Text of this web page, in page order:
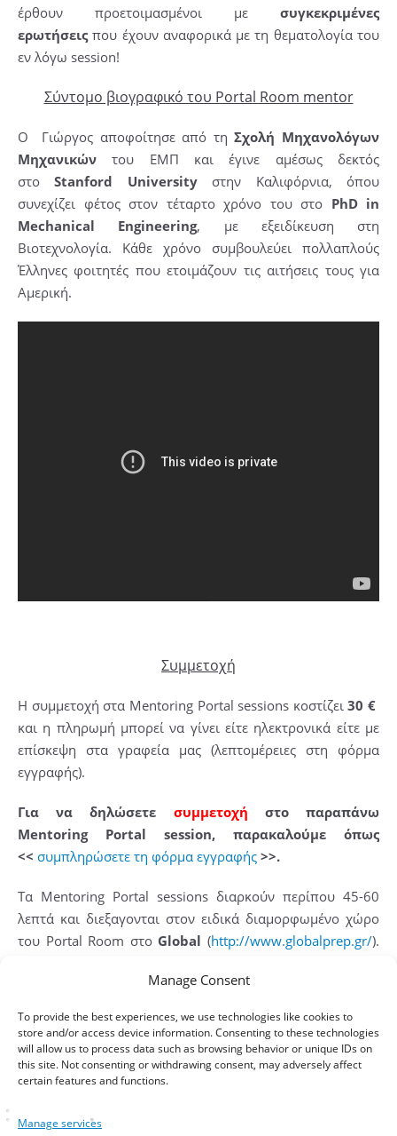
Manage Consent
To provide the best experiences, we use technologies like cookies to
store and/or access device information. Consenting to these technologies
will allow us to process data such as browsing behavior or unique IDs on
this site. Not consenting or withdrawing consent, may adversely affect
certain features and functions.
Manage services
έρθουν προετοιμασμένοι με συγκεκριμένες
ερωτήσειςπου έχουν αναφορικά με τη θεματολογία του
εν λόγω session!
Σύντομο βιογραφικό του Portal Room mentor
Ο Γιώργος αποφοίτησε από τηΣχολή Μηχανολόγων
Μηχανικώντου ΕΜΠ και έγινε αμέσως δεκτός
στοStanford Universityστην Καλιφόρνια, όπου
συνεχίζει φέτος στον τέταρτο χρόνο του στο PhD in
Mechanical Engineering, με εξειδίκευση στη
Βιοτεχνολογία. Κάθε χρόνο συμβουλεύει πολλαπλούς
Έλληνες φοιτητές που ετοιμάζουν τις αιτήσεις τους για
Αμερική.
Συμμετοχή
Η συμμετοχή στα Mentoring Portal sessions κοστίζει30 €
και η πληρωμή μπορεί να γίνει είτε ηλεκτρονικά είτε με
επίσκεψη στα γραφεία μας (λεπτομέρειες στη φόρμα
εγγραφής).
Για να δηλώσετε συμμετοχή στο παραπάνω
Mentoring Portal session, παρακαλούμε όπως
<< συμπληρώσετε τη φόρμα εγγραφής >>.
Τα Mentoring Portal sessions διαρκούν περίπου 45-60
λεπτά και διεξαγονται στον ειδικά διαμορφωμένο χώρο
του Portal Room στο Global (http://www.globalprep.gr/).
Τηλέφωνο επικοινωνίας: 210 69.10.882 (16:00-22:00).
~ Η Ομάδα του Portal Room
http://www.portalroom.gr/